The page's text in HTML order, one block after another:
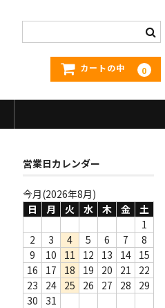
カートの中 0
営業日カレンダー
今月(2026年8月)
日
月 火 水 木 金
土
1
2
3 4 5 6 7
8
9
10 11 12 13 14 15
16
17 18 19 20 21
22
23
24 25 26 27 28
29
30
31